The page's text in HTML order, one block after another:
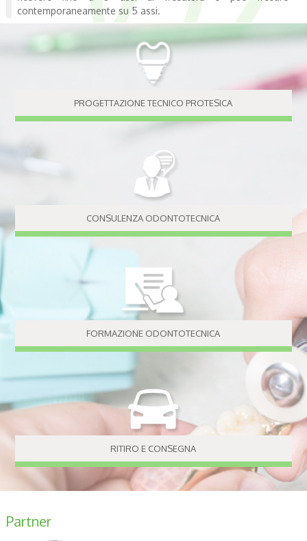
contemporaneamente su 5 assi.
PROGETTAZIONE TECNICO PROTESICA
CONSULENZA ODONTOTECNICA
FORMAZIONE ODONTOTECNICA
RITIRO E CONSEGNA
Partner